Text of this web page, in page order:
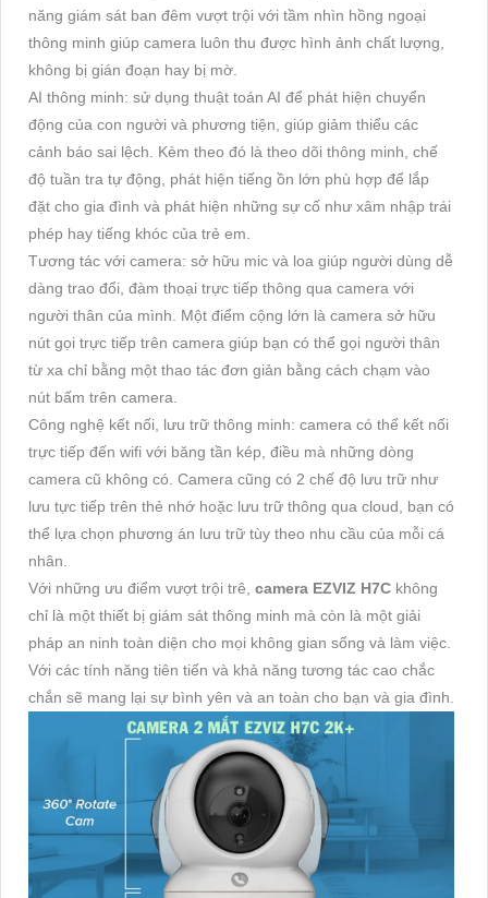
năng giám sát ban đêm vượt trội với tầm nhìn hồng ngoại
thông minh giúp camera luôn thu được hình ảnh chất lượng,
không bị gián đoạn hay bị mờ.
AI thông minh: sử dụng thuật toán AI để phát hiện chuyển
động của con người và phương tiện, giúp giảm thiểu các
cảnh báo sai lệch. Kèm theo đó là theo dõi thông minh, chế
độ tuần tra tự động, phát hiện tiếng ồn lớn phù hợp để lắp
đặt cho gia đình và phát hiện những sự cố như xâm nhập trái
phép hay tiếng khóc của trẻ em.
Tương tác với camera: sở hữu mic và loa giúp người dùng dễ
dàng trao đổi, đàm thoại trực tiếp thông qua camera với
người thân của mình. Một điểm cộng lớn là camera sở hữu
nút gọi trực tiếp trên camera giúp bạn có thể gọi người thân
từ xa chỉ bằng một thao tác đơn giản bằng cách chạm vào
nút bấm trên camera.
Công nghệ kết nối, lưu trữ thông minh: camera có thể kết nối
trực tiếp đến wifi với băng tần kép, điều mà những dòng
camera cũ không có. Camera cũng có 2 chế độ lưu trữ như
lưu tực tiếp trên thẻ nhớ hoặc lưu trữ thông qua cloud, bạn có
thể lựa chọn phương án lưu trữ tùy theo nhu cầu của mỗi cá
nhân.
Với những ưu điểm vượt trội trê, camera EZVIZ H7C không
chỉ là một thiết bị giám sát thông minh mà còn là một giải
pháp an ninh toàn diện cho mọi không gian sống và làm việc.
Với các tính năng tiên tiến và khả năng tương tác cao chắc
chắn sẽ mang lại sự bình yên và an toàn cho bạn và gia đình.